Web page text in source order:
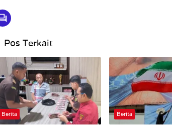
Pos Terkait
Berita Berita